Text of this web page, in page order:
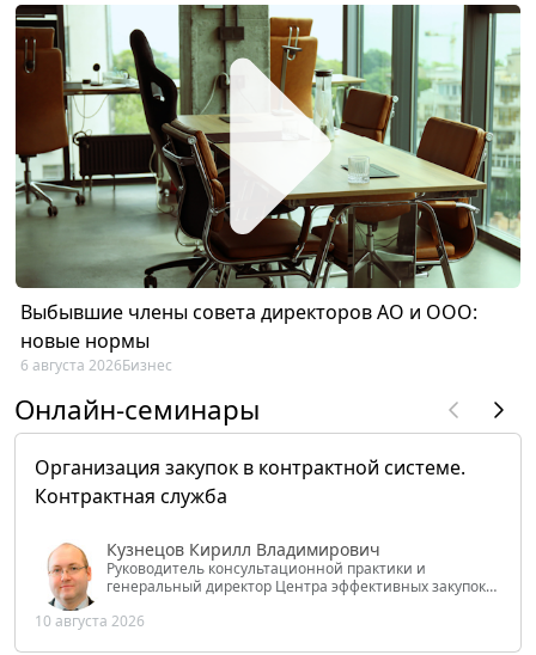
Выбывшие члены совета директоров АО и ООО:
новые нормы
6 августа 2026Бизнес
Онлайн-семинары
Организация закупок в контрактной системе.
Контрактная служба
Кузнецов Кирилл Владимирович
Руководитель консультационной практики и
генеральный директор Центра эффективных закупок
РФ
10 августа 2026